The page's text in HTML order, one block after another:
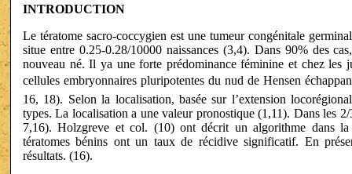
INTRODUCTION
Le tératome sacro-coccygien est une tumeur congénitale
situe entre 0.25-0.28/10000 naissances (3,4). Dans 90% des
nouveau né. Il ya une forte prédominance féminine et chez les
cellules embryonnaires pluripotentes du nud de Hensen
16, 18). Selon la localisation, basée sur l’extension
types. La localisation a une valeur pronostique (1,11). Dans les
7,16). Holzgreve et col. (10) ont décrit un algorithme dans la
tératomes bénins ont un taux de récidive significatif. En
résultats. (16).